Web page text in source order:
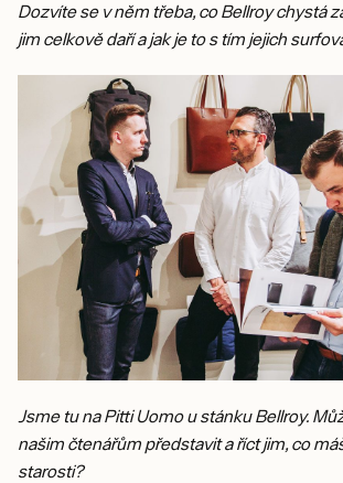
Dozvíte se v něm třeba, co Bellroy chystá
jim celkově daří a jak je to s tím jejich
Jsme tu na Pitti Uomo u stánku Bellroy.
našim čtenářům představit a říct jim, co
starosti?